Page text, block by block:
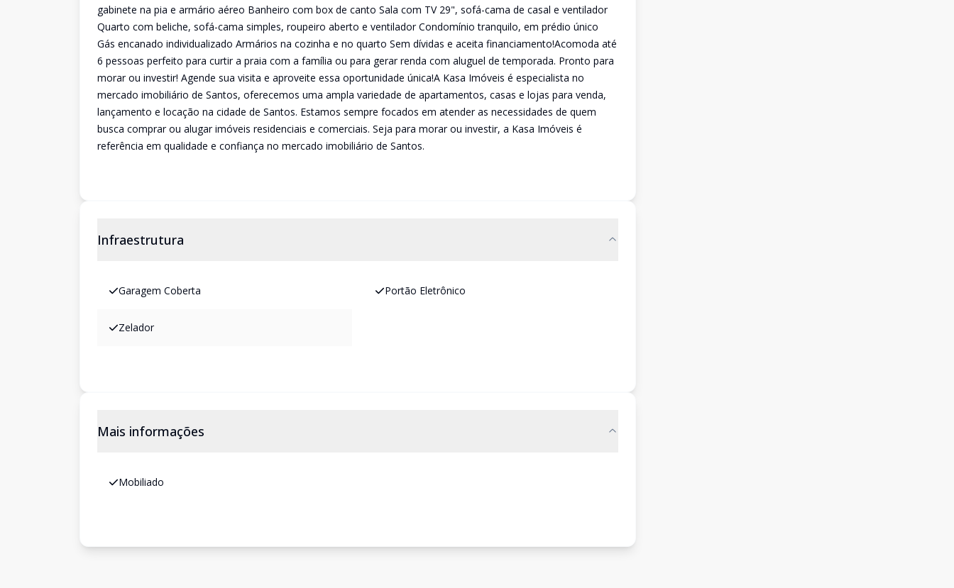
gabinete na pia e armário aéreo Banheiro com box de canto Sala com TV 29", sofá-cama de casal e ventilador
Quarto com beliche, sofá-cama simples, roupeiro aberto e ventilador Condomínio tranquilo, em prédio único
Gás encanado individualizado Armários na cozinha e no quarto Sem dívidas e aceita financiamento!Acomoda até
6 pessoas perfeito para curtir a praia com a família ou para gerar renda com aluguel de temporada. Pronto para
morar ou investir! Agende sua visita e aproveite essa oportunidade única!A Kasa Imóveis é especialista no
mercado imobiliário de Santos, oferecemos uma ampla variedade de apartamentos, casas e lojas para venda,
lançamento e locação na cidade de Santos. Estamos sempre focados em atender as necessidades de quem
busca comprar ou alugar imóveis residenciais e comerciais. Seja para morar ou investir, a Kasa Imóveis é
referência em qualidade e confiança no mercado imobiliário de Santos.
Infraestrutura
Garagem Coberta Portão Eletrônico
Zelador
Mais informações
Mobiliado